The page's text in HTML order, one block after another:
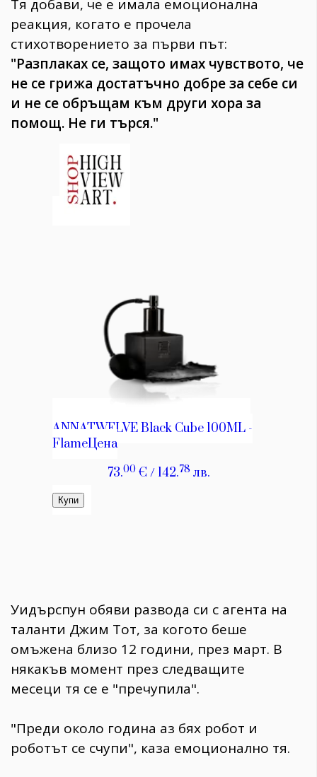
Тя добави, че е имала емоционална
реакция, когато е прочела
стихотворението за първи път:
"Разплаках се, защото имах чувството, че
не се грижа достатъчно добре за себе си
и не се обръщам към други хора за
помощ. Не ги търся."
Уидърспун обяви развода си с агента на
таланти Джим Тот, за когото беше
омъжена близо 12 години, през март. В
някакъв момент през следващите
месеци тя се е "пречупила".
"Преди около година аз бях робот и
роботът се счупи", каза емоционално тя.